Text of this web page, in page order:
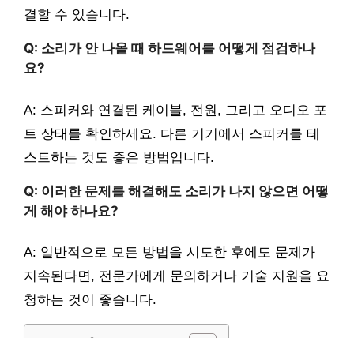
결할 수 있습니다.
Q: 소리가 안 나올 때 하드웨어를 어떻게 점검하나
요?
A: 스피커와 연결된 케이블, 전원, 그리고 오디오 포
트 상태를 확인하세요. 다른 기기에서 스피커를 테
스트하는 것도 좋은 방법입니다.
Q: 이러한 문제를 해결해도 소리가 나지 않으면 어떻
게 해야 하나요?
A: 일반적으로 모든 방법을 시도한 후에도 문제가
지속된다면, 전문가에게 문의하거나 기술 지원을 요
청하는 것이 좋습니다.